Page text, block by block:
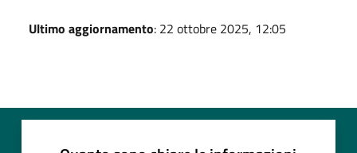
Ultimo aggiornamento: 22 ottobre 2025, 12:05